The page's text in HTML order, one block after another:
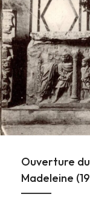
Ouverture
Madeleine